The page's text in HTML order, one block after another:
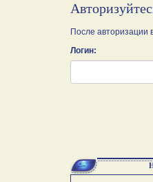
После авторизации
Логин: